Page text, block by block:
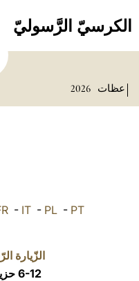
الكرسيّ الرَّسوليّ
عظات 2026
- IT - PL - PT
الزّيارة
6-12 حزيران/يونيو 2026